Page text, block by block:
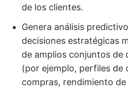
de los clientes.
Genera análisis
decisiones estratégicas
de amplios conjuntos de
(por ejemplo, perfiles de
compras, rendimiento